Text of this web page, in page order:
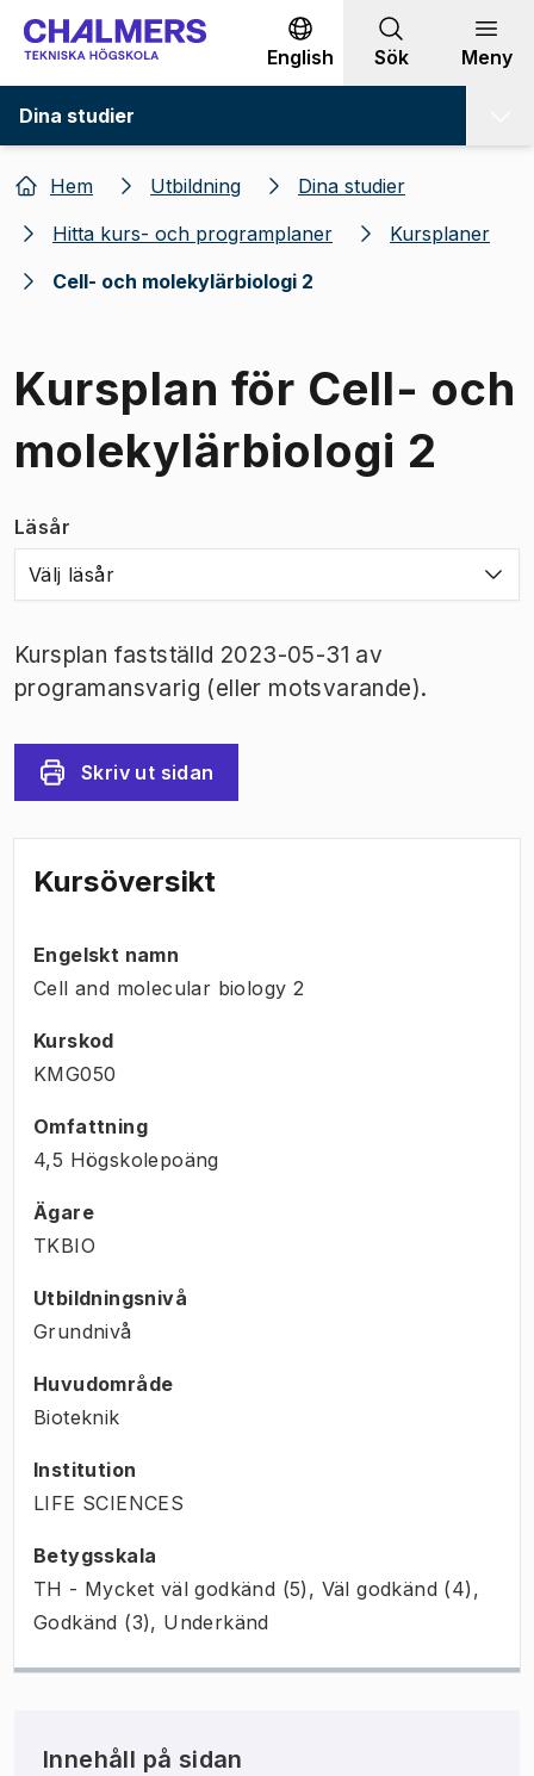
Gå till innehållet
English Sök Meny
Dina studier
Hem Utbildning
Dina studier
Hitta kurs- och programplaner
Kursplaner
Cell- och molekylärbiologi 2
Kursplan för Cell- och
molekylärbiologi 2
Läsår
Välj läsår
Kursplan fastställd 2023-05-31 av
programansvarig (eller motsvarande).
Skriv ut sidan
Kursöversikt
Engelskt namn
Cell and molecular biology 2
Kurskod
KMG050
Omfattning
4,5 Högskolepoäng
Ägare
TKBIO
Utbildningsnivå
Grundnivå
Huvudområde
Bioteknik
Institution
LIFE SCIENCES
Betygsskala
TH - Mycket väl godkänd (5), Väl godkänd (4),
Godkänd (3), Underkänd
Innehåll på sidan